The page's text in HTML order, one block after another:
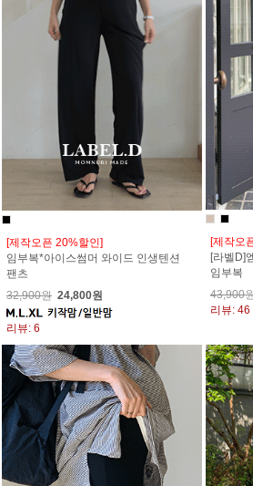
[제작오픈 20%할인]
임부복*아이스썸머 와이드 인생텐션
팬츠
32,900원 24,800원
리뷰: 6
[제작오
[라벨D]
임부복
43,900
리뷰: 46